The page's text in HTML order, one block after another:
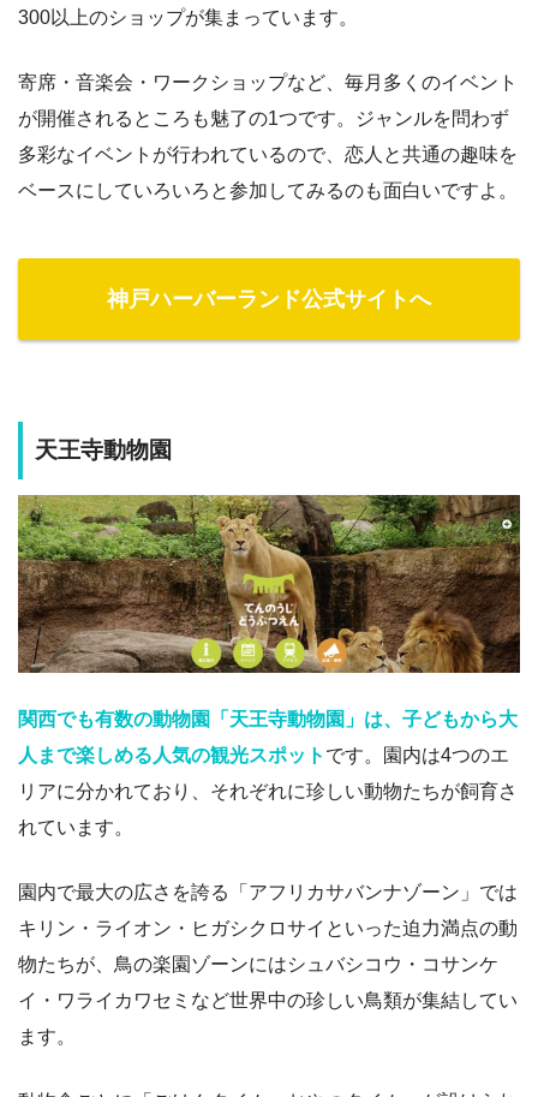
300以上のショップが集まっています。
寄席・音楽会・ワークショップなど、毎月多くのイベント
が開催されるところも魅了の1つです。ジャンルを問わず
多彩なイベントが行われているので、恋人と共通の趣味を
ベースにしていろいろと参加してみるのも面白いですよ。
神戸ハーバーランド公式サイトへ
天王寺動物園
関西でも有数の動物園「天王寺動物園」は、子どもから大
人まで楽しめる人気の観光スポット です。園内は4つのエ
リアに分かれており、それぞれに珍しい動物たちが飼育さ
れています。
園内で最大の広さを誇る「アフリカサバンナゾーン」では
キリン・ライオン・ヒガシクロサイといった迫力満点の動
物たちが、鳥の楽園ゾーンにはシュバシコウ・コサンケ
イ・ワライカワセミなど世界中の珍しい鳥類が集結してい
ます。